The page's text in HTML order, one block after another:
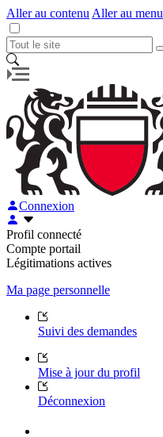
Aller au contenu Aller au menu
Connexion
Profil connecté
Compte portail
Légitimations actives
Ma page personnelle
Suivi des demandes
Mise à jour du profil
Déconnexion